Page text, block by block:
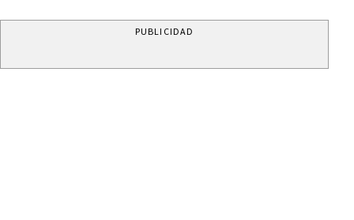
PUBLICIDAD